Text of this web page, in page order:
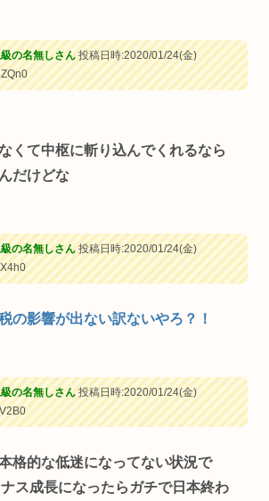
の名無しさん投稿日時:2020/01/24(金)
くて中枢に斬り込んでくれるなら
だけどな
の名無しさん投稿日時:2020/01/24(金)
の影響が出ない訳ないやろ？！
の名無しさん投稿日時:2020/01/24(金)
格的な低迷になってない状況で
ス成長になったらガチで日本終わ